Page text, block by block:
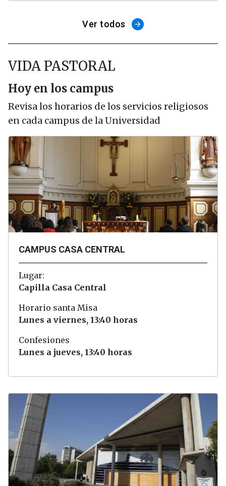
Ver todos arrow_forward
VIDA PASTORAL
Hoy en los campus
Revisa los horarios de los servicios religiosos
en cada campus de la Universidad
CAMPUS CASA CENTRAL
Lugar:
Capilla Casa Central
Horario santa Misa
Lunes a viernes, 13:40 horas
Confesiones
Lunes a jueves, 13:40 horas